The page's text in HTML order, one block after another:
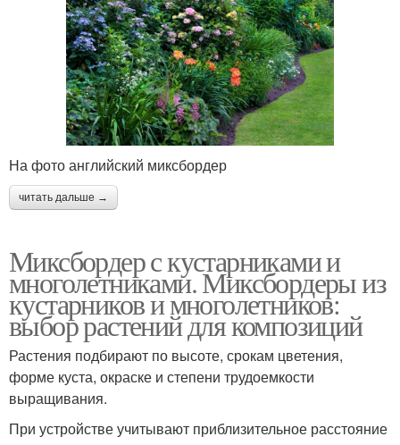
На фото английский миксбордер
читать дальше →
Миксбордер с кустарниками и
многолетниками. Миксбордеры из
кустарников и многолетников:
выбор растений для композиций
Растения подбирают по высоте, срокам цветения,
форме куста, окраске и степени трудоемкости
выращивания.
При устройстве учитывают приблизительное расстояние